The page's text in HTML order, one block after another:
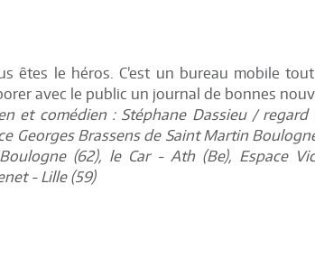
êtes le héros. C’est un bureau mobile
avec le public un journal de bonnes
et comédien : Stéphane Dassieu /
Georges Brassens de Saint Martin
(62), le Car - Ath (Be), Espace
- Lille (59)